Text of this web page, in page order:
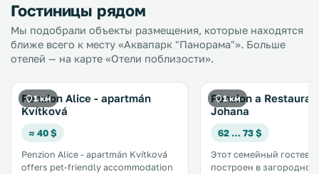
Гостиницы рядом
Мы подобрали объекты размещения, которые находятся
ближе всего к месту «Аквапарк "Панорама"». Больше
отелей — на карте «Отели поблизости».
1 км
Penzion Alice - apartmán
Kvítková
≈ 40 $
Penzion Alice - apartmán Kvítková
offers pet-friendly accommodation
1 км
Penzion a
Johana
62 … 73 $
Этот семейный
построен в загородном